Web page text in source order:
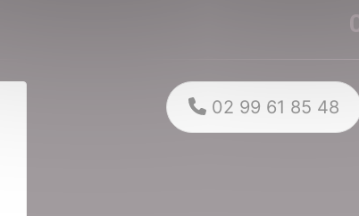
02 99 61 85 48